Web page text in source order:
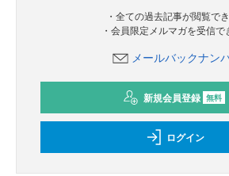
・全ての過去記事が閲覧で
・会員限定メルマガを受信で
メールバックナン
新規会員登録 無料
ログイン